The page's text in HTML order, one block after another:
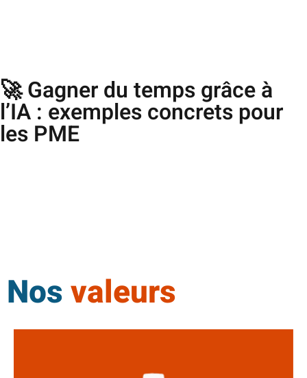
🚀 Gagner du temps grâce à
l’IA : exemples concrets pour
les PME​
Nosvaleurs